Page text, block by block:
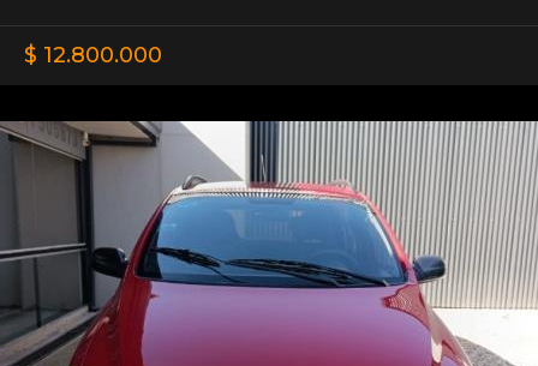
$ 12.800.000